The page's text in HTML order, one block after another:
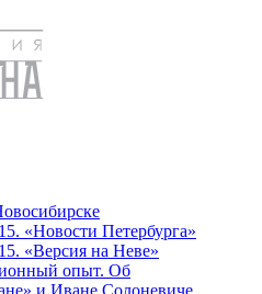
«Новости Петербурга»
«Версия на Неве»
опыт. Об